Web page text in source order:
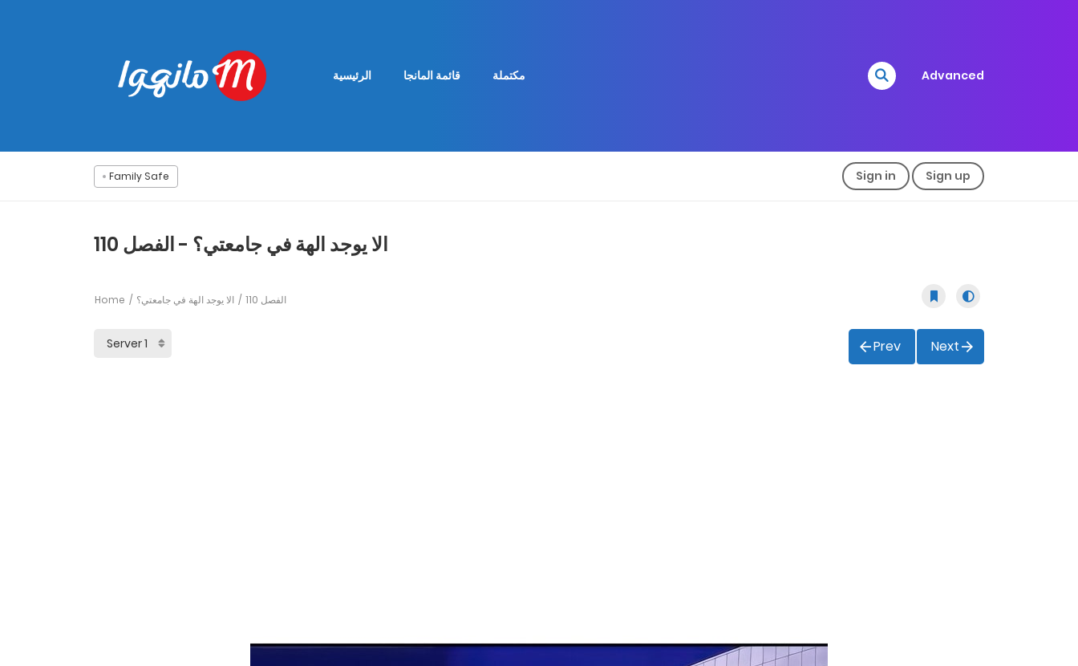
الرئيسية قائمة المانجا مكتملة Advanced
Family Safe Sign in Sign up
الا يوجد الهة في جامعتي؟ - الفصل 110
Home الا يوجد الهة في جامعتي؟ الفصل 110
Prev Next